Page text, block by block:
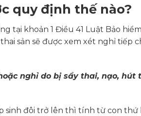
quy định thế nào?
tại khoản 1 Điều 41 Luật Bảo
sản sẽ được xem xét nghỉ tiếp
nghỉ do bị sẩy thai, nạo, hút
sinh đôi trở lên thì tính từ con thứ